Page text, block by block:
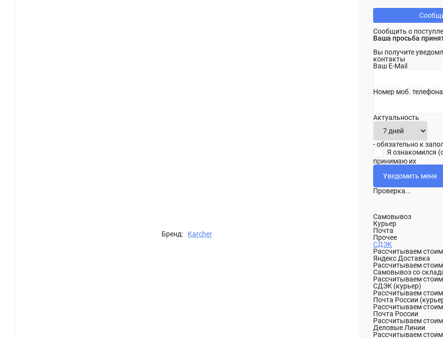
Бренд: Karcher
Сообщить о
Ваша просьба
Вы получите
контакты
Ваш E-Mail
Номер моб. телефона
Актуальность
- обязательно к
Я ознакомился
принимаю их
Проверка...
Самовывоз
Курьер
Почта
Прочее
СДЭК
Рассчитываем
Яндекс Доставка
Рассчитываем
Самовывоз со
Рассчитываем
СДЭК (курьер)
Рассчитываем
Почта России
Рассчитываем
Почта России
Рассчитываем
Деловые Линии
Рассчитываем